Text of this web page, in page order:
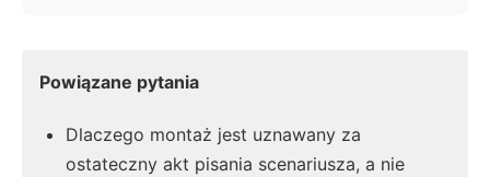
Powiązane pytania
Dlaczego montaż jest uznawany za
ostateczny akt pisania scenariusza, a nie